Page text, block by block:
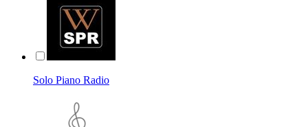
Solo Piano Radio